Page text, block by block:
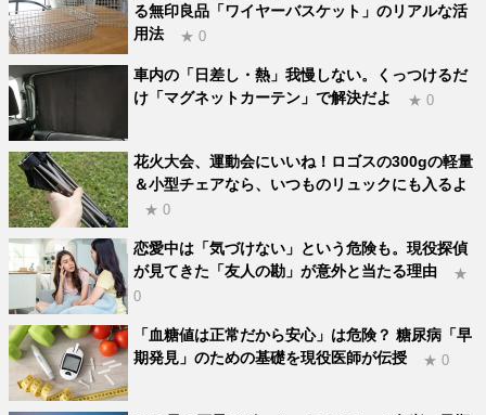
る無印良品「ワイヤーバスケット」のリアルな活
用法
★ 0
車内の「日差し・熱」我慢しない。くっつけるだ
け「マグネットカーテン」で解決だよ
★ 0
花火大会、運動会にいいね！ロゴスの300gの軽量
＆小型チェアなら、いつものリュックにも入るよ
★ 0
恋愛中は「気づけない」という危険も。現役探偵
が見てきた「友人の勘」が意外と当たる理由
★
0
「血糖値は正常だから安心」は危険？ 糖尿病「早
期発見」のための基礎を現役医師が伝授
★ 0